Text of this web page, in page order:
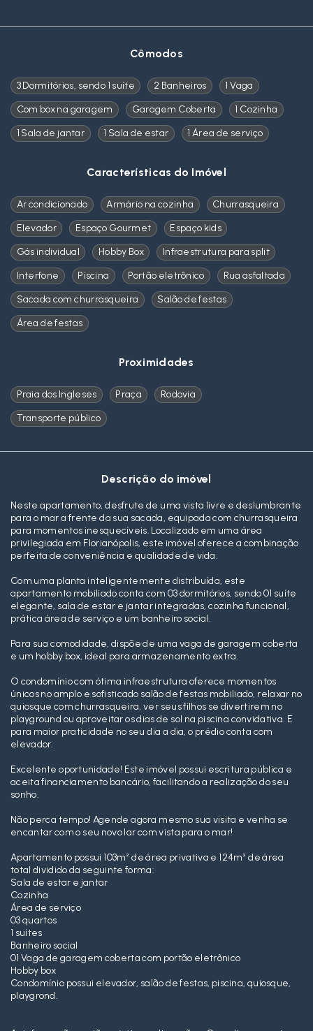
Cômodos
3 Dormitórios, sendo 1 suíte 2 Banheiros
1 Vaga
Com box na garagem
Garagem Coberta
1 Cozinha
1 Sala de jantar
1 Sala de estar 1 Área de serviço
Características do Imóvel
Ar condicionado Armário na cozinha
Churrasqueira
Elevador
Espaço Gourmet
Espaço kids
Gás individual
Hobby Box
Infraestrutura para split
Interfone
Piscina Portão eletrônico
Rua asfaltada
Sacada com churrasqueira
Salão de festas
Área de festas
Proximidades
Praia dos Ingleses Praça
Rodovia
Transporte público
Descrição do imóvel
Neste apartamento, desfrute de uma vista livre e deslumbrante
para o mar a frente da sua sacada, equipada com churrasqueira
para momentos inesquecíveis. Localizado em uma área
privilegiada em Florianópolis, este imóvel oferece a combinação
perfeita de conveniência e qualidade de vida.
Com uma planta inteligentemente distribuída, este
apartamento mobiliado conta com 03 dormitórios, sendo 01 suíte
elegante, sala de estar e jantar integradas, cozinha funcional,
prática área de serviço e um banheiro social.
Para sua comodidade, dispõe de uma vaga de garagem coberta
e um hobby box, ideal para armazenamento extra.
O condomínio com ótima infraestrutura oferece momentos
únicos no amplo e sofisticado salão de festas mobiliado, relaxar no
quiosque com churrasqueira, ver seus filhos se divertirem no
playground ou aproveitar os dias de sol na piscina convidativa. E
para maior praticidade no seu dia a dia, o prédio conta com
elevador.
Excelente oportunidade! Este imóvel possui escritura pública e
aceita financiamento bancário, facilitando a realização do seu
sonho.
Não perca tempo! Agende agora mesmo sua visita e venha se
encantar com o seu novo lar com vista para o mar!
Apartamento possui 103m² de área privativa e 124m² de área
total dividido da seguinte forma:
Sala de estar e jantar
Cozinha
Área de serviço
03 quartos
1 suítes
Banheiro social
01 Vaga de garagem coberta com portão eletrônico
Hobby box
Condomínio possui elevador, salão de festas, piscina, quiosque,
playgrond.